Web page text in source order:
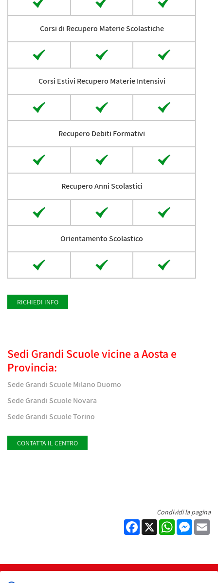
Corsi di Recupero Materie Scolastiche
Corsi Estivi Recupero Materie Intensivi
Recupero Debiti Formativi
Recupero Anni Scolastici
Orientamento Scolastico
RICHIEDI INFO
Sedi Grandi Scuole vicine a Aosta e
Provincia:
Sede Grandi Scuole Milano Duomo
Sede Grandi Scuole Novara
Sede Grandi Scuole Torino
CONTATTA IL CENTRO
Condividi la pagina
Facebook
X WhatsApp